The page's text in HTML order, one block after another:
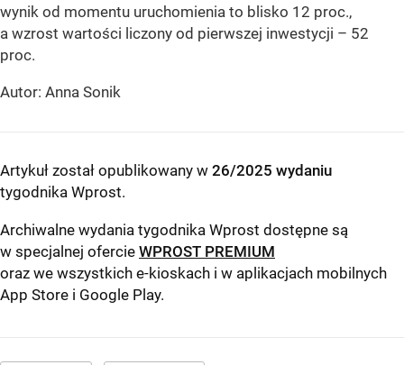
wynik od momentu uruchomienia to blisko 12 proc.,
a wzrost wartości liczony od pierwszej inwestycji – 52
proc.
Autor: Anna Sonik
Artykuł został opublikowany w 26/2025 wydaniu
tygodnika Wprost.
Archiwalne wydania tygodnika Wprost dostępne są
w specjalnej ofercie WPROST PREMIUM
oraz we wszystkich e-kioskach i w aplikacjach mobilnych
App Store i Google Play.